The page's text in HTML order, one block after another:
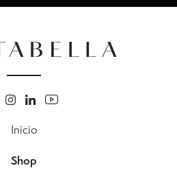
Inicio
Shop